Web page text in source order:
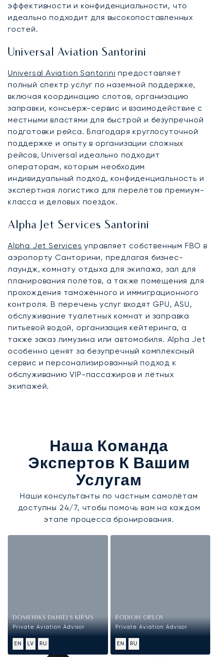
эффективности и конфиденциальности, что
идеально подходит для высокопоставленных
гостей.
Universal Aviation Santorini
Universal Aviation Santorini предоставляет
полный спектр услуг по наземной поддержке,
включая координацию слотов, организацию
заправки, консьерж-сервис и взаимодействие с
местными властями для быстрой и безупречной
подготовки рейса. Благодаря круглосуточной
поддержке и опыту в организации сложных
рейсов, Universal идеально подходит
операторам, которым необходим
индивидуальный подход, конфиденциальность и
экспертная логистика для перелётов премиум-
класса и деловых поездок.
Alpha Jet Services Santorini
Alpha Jet Services управляет собственным FBO в
аэропорту Санторини, предлагая бизнес-
лаундж, комнату отдыха для экипажа, зал для
планирования полётов, а также помещения для
прохождения таможенного и иммиграционного
контроля. В перечень услуг входят GPU, ASU,
обслуживание туалетных комнат и заправка
питьевой водой, организация кейтеринга, а
также заказ лимузина или автомобиля. Alpha Jet
особенно ценят за безупречный комплексный
сервис и персонализированный подход к
обслуживанию VIP-пассажиров и лётных
экипажей.
Наша Команда
Экспертов К Вашим
Услугам
Наши консультанты по частным самолётам
доступны 24/7, чтобы помочь вам на каждом
этапе процесса бронирования.
DOMENIKS DANIELS KIRSIS
Private Aviation Advisor
EN LV RU
RODION ORLOV
Private Aviation Advisor
EN RU